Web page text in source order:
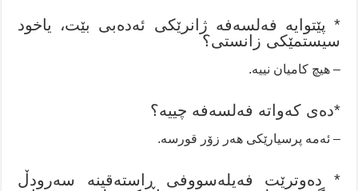
* پێتوایە فەلسەفە ژانرێکی ئەدەبی بێت، یاخود
سیستمێکی زانستی؟
– هیچ کامیان نییە.
*دەی کەواتە فەلسەفە چییە؟
– ئەمە پرسیارێکی هەر زۆر قورسە.
* دەوترێت فەیلەسووفی ڕاستەقینە سەرودڵ